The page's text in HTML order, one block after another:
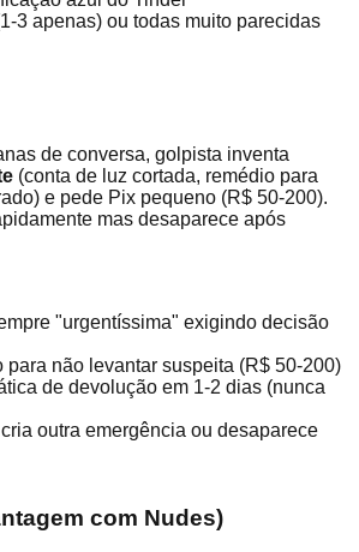
3 apenas) ou todas muito parecidas
de conversa, golpista inventa
(conta de luz cortada, remédio para
e pede Pix pequeno (R$ 50-200).
mas desaparece após
"urgentíssima" exigindo decisão
para não levantar suspeita (R$ 50-200)
de devolução em 1-2 dias (nunca
outra emergência ou desaparece
com Nudes)